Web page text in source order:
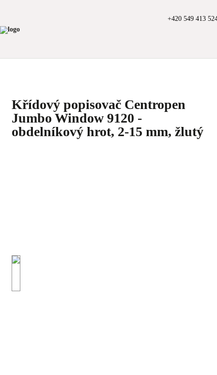
+420 549 413
Křídový popisovač Centropen
Jumbo Window 9120 -
obdelníkový hrot, 2-15 mm, žlutý